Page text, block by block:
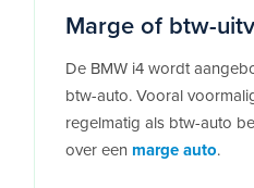
Marge of btw-
De BMW i4 wordt
btw-auto. Vooral
regelmatig als btw-auto
over een marge auto.